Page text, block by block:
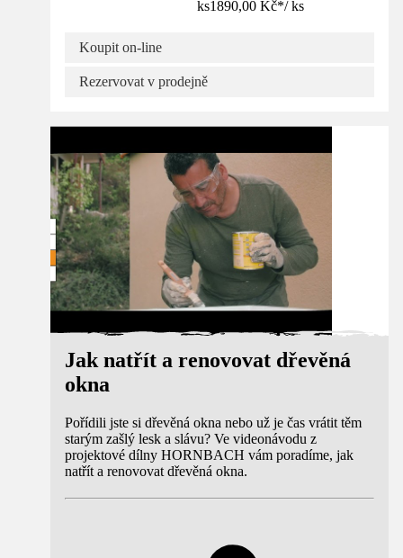
ks1890,00 Kč*/ ks
Koupit on-line
Rezervovat v prodejně
Jak natřít a renovovat dřevěná
okna
Pořídili jste si dřevěná okna nebo už je čas vrátit těm
starým zašlý lesk a slávu? Ve videonávodu z
projektové dílny HORNBACH vám poradíme, jak
natřít a renovovat dřevěná okna.